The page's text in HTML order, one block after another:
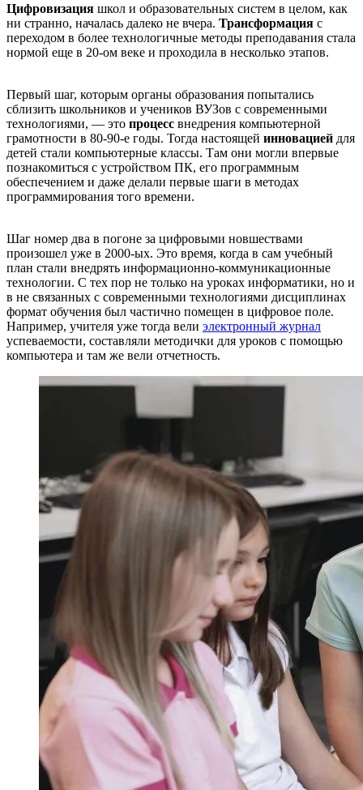
Цифровизация школ и образовательных систем в целом, как
ни странно, началась далеко не вчера. Трансформация с
переходом в более технологичные методы преподавания стала
нормой еще в 20-ом веке и проходила в несколько этапов.
Первый шаг, которым органы образования попытались
сблизить школьников и учеников ВУЗов с современными
технологиями, — это процесс внедрения компьютерной
грамотности в 80-90-е годы. Тогда настоящей инновацией для
детей стали компьютерные классы. Там они могли впервые
познакомиться с устройством ПК, его программным
обеспечением и даже делали первые шаги в методах
программирования того времени.
Шаг номер два в погоне за цифровыми новшествами
произошел уже в 2000-ых. Это время, когда в сам учебный
план стали внедрять информационно-коммуникационные
технологии. С тех пор не только на уроках информатики, но и
в не связанных с современными технологиями дисциплинах
формат обучения был частично помещен в цифровое поле.
Например, учителя уже тогда вели электронный журнал
успеваемости, составляли методички для уроков с помощью
компьютера и там же вели отчетность.